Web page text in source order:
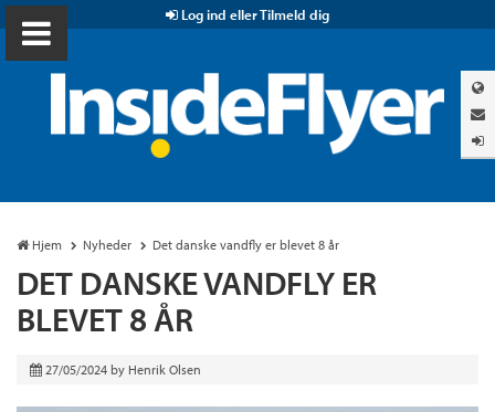
Log ind eller Tilmeld dig
Hjem Nyheder Det danske vandfly er blevet 8 år
DET DANSKE VANDFLY ER
BLEVET 8 ÅR
27/05/2024 by Henrik Olsen